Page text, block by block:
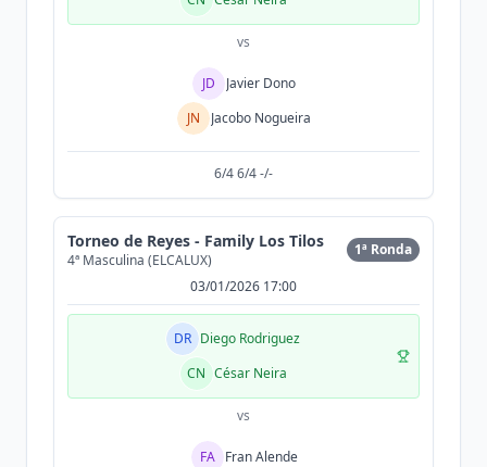
vs
JD
Javier Dono
JN
Jacobo Nogueira
6/4 6/4 -/-
Torneo de Reyes - Family Los Tilos
4ª Masculina (ELCALUX)
1ª Ronda
03/01/2026 17:00
DR Diego Rodriguez
CN César Neira
vs
FA
Fran Alende